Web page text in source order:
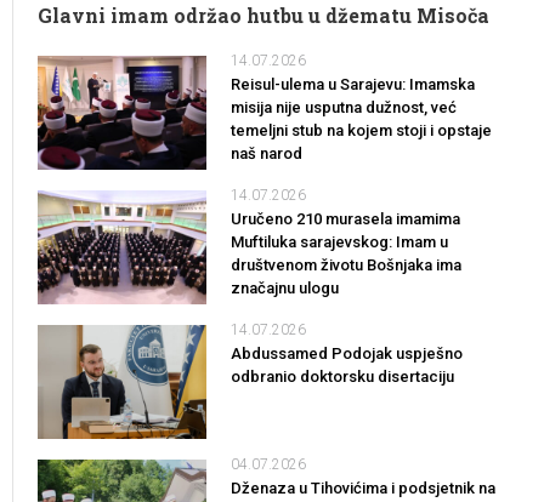
Glavni imam održao hutbu u džematu Misoča
14.07.2026
Reisul-ulema u Sarajevu: Imamska
misija nije usputna dužnost, već
temeljni stub na kojem stoji i opstaje
naš narod
14.07.2026
Uručeno 210 murasela imamima
Muftiluka sarajevskog: Imam u
društvenom životu Bošnjaka ima
značajnu ulogu
14.07.2026
Abdussamed Podojak uspješno
odbranio doktorsku disertaciju
04.07.2026
Dženaza u Tihovićima i podsjetnik na